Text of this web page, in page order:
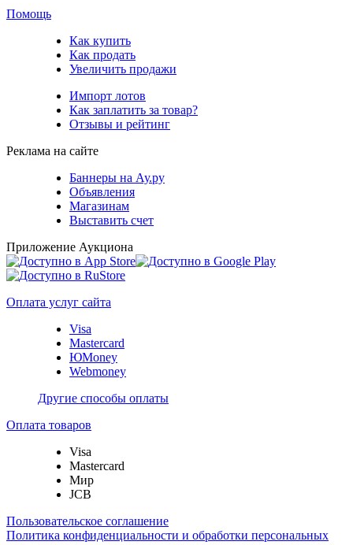
Помощь
Как купить
Как продать
Увеличить продажи
Импорт лотов
Как заплатить за товар?
Отзывы и рейтинг
Реклама на сайте
Баннеры на Ау.ру
Объявления
Магазинам
Выставить счет
Приложение Аукциона
Оплата услуг сайта
Visa
Mastercard
ЮMoney
Webmoney
Другие способы оплаты
Оплата товаров
Visa
Mastercard
Мир
JCB
Пользовательское соглашение
Политика конфиденциальности и обработки персональных